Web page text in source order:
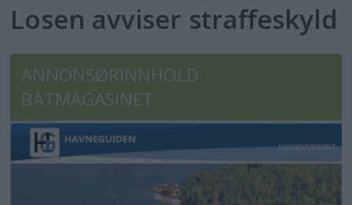
Losen avviser straffeskyld
ANNONSØRINNHOLD
BÅTMAGASINET